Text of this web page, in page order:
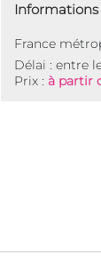
Informations
France
Délai : entre
Prix : à partir